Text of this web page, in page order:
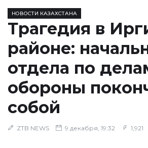
НОВОСТИ КАЗАХСТАНА
Трагедия в
районе:
отдела по
обороны
собой
ZTB NEWS 9 декабря, 19:32 1,921